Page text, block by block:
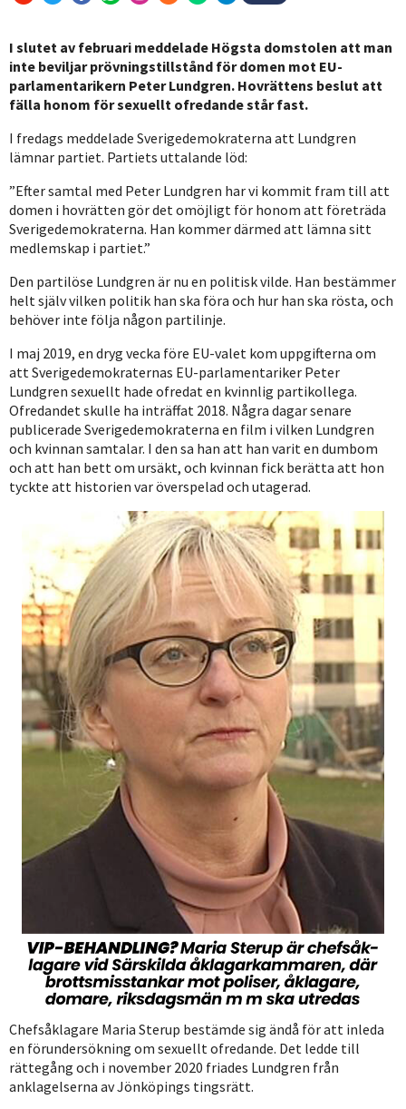
I slutet av februari meddelade Högsta domstolen att man
inte beviljar prövningstillstånd för domen mot EU-
parlamentarikern Peter Lundgren. Hovrättens beslut att
fälla honom för sexuellt ofredande står fast.
I fredags meddelade Sverigedemokraterna att Lundgren
lämnar partiet. Partiets uttalande löd:
”Efter samtal med Peter Lundgren har vi kommit fram till att
domen i hovrätten gör det omöjligt för honom att företräda
Sverigedemokraterna. Han kommer därmed att lämna sitt
medlemskap i partiet.”
Den partilöse Lundgren är nu en politisk vilde. Han bestämmer
helt själv vilken politik han ska föra och hur han ska rösta, och
behöver inte följa någon partilinje.
I maj 2019, en dryg vecka före EU-valet kom uppgifterna om
att Sverigedemokraternas EU-parlamentariker Peter
Lundgren sexuellt hade ofredat en kvinnlig partikollega.
Ofredandet skulle ha inträffat 2018. Några dagar senare
publicerade Sverigedemokraterna en film i vilken Lundgren
och kvinnan samtalar. I den sa han att han varit en dumbom
och att han bett om ursäkt, och kvinnan fick berätta att hon
tyckte att historien var överspelad och utagerad.
Chefsåklagare Maria Sterup bestämde sig ändå för att inleda
en förundersökning om sexuellt ofredande. Det ledde till
rättegång och i november 2020 friades Lundgren från
anklagelserna av Jönköpings tingsrätt.